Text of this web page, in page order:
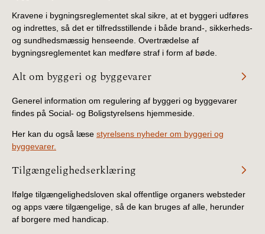
Kravene i bygningsreglementet skal sikre, at et byggeri udføres
og indrettes, så det er tilfredsstillende i både brand-, sikkerheds-
og sundhedsmæssig henseende. Overtrædelse af
bygningsreglementet kan medføre straf i form af bøde.
Alt om byggeri og byggevarer
Generel information om regulering af byggeri og byggevarer
findes på Social- og Boligstyrelsens hjemmeside.
Her kan du også læse styrelsens nyheder om byggeri og
byggevarer.
Tilgængelighedserklæring
Ifølge tilgængelighedsloven skal offentlige organers websteder
og apps være tilgængelige, så de kan bruges af alle, herunder
af borgere med handicap.